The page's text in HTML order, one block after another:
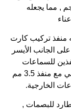
سم للعرض وسمكه 7.5 مم ويزن 571 جم , مما يجعله
منفذ تركيب كارت
الجانب الأيسر
للسماعات
الخارجية , من اسفل نجد منفذ الشحن تايب سي مع منفذ 3.5 مم
الخارجية.
للبصمات ,